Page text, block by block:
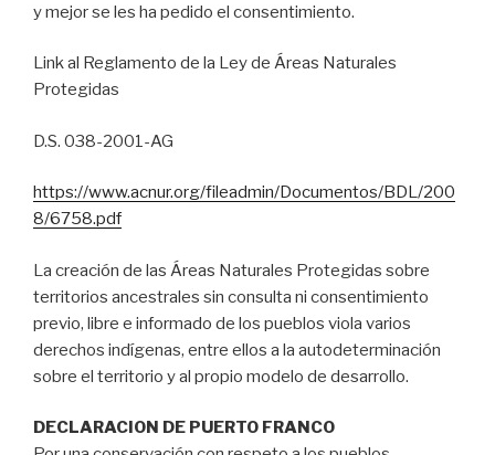
y mejor se les ha pedido el consentimiento.
Link al Reglamento de la Ley de Áreas Naturales
Protegidas
D.S. 038-2001-AG
https://www.acnur.org/fileadmin/Documentos/BDL/200
8/6758.pdf
La creación de las Áreas Naturales Protegidas sobre
territorios ancestrales sin consulta ni consentimiento
previo, libre e informado de los pueblos viola varios
derechos indígenas, entre ellos a la autodeterminación
sobre el territorio y al propio modelo de desarrollo.
DECLARACION DE PUERTO FRANCO